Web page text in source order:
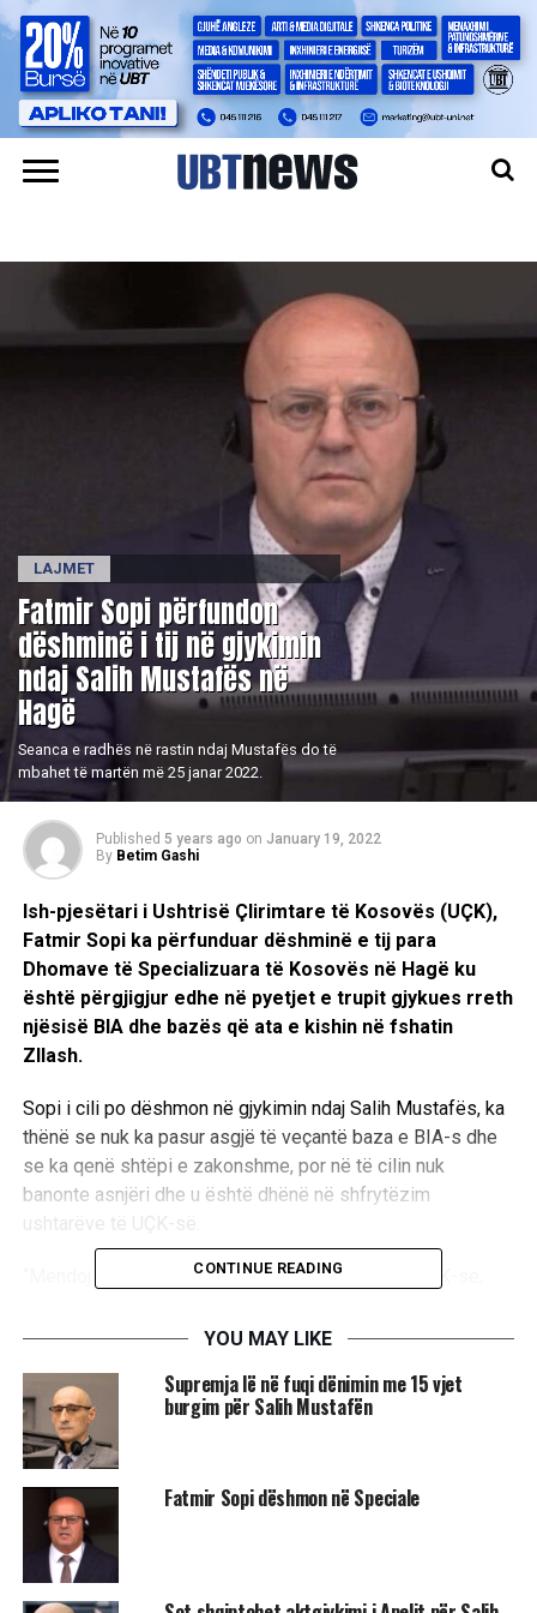
LAJMET
​Fatmir Sopi përfundon
dëshminë i tij në gjykimin
ndaj Salih Mustafës në
Hagë
Seanca e radhës në rastin ndaj Mustafës do të
mbahet të martën më 25 janar 2022.
Published 5 years ago on January 19, 2022
By Betim Gashi
Ish-pjesëtari i Ushtrisë Çlirimtare të Kosovës (UÇK),
Fatmir Sopi ka përfunduar dëshminë e tij para
Dhomave të Specializuara të Kosovës në Hagë ku
është përgjigjur edhe në pyetjet e trupit gjykues rreth
njësisë BIA dhe bazës që ata e kishin në fshatin
Zllash.
Sopi i cili po dëshmon në gjykimin ndaj Salih Mustafës, ka
thënë se nuk ka pasur asgjë të veçantë baza e BIA-s dhe
se ka qenë shtëpi e zakonshme, por në të cilin nuk
banonte asnjëri dhe u është dhënë në shfrytëzim
ushtarëve të UÇK-së.
“Mendoj që njësiti BIA e përdorte këtë bazë të UÇK-së,
aktiviteteve të tyre ata nuk mund ta zhvillonin në Prishtinë
ishin radhitur në radhë të njësisë BIA. Në pamundësi që të
jenë ata të sigurt në Prishtinë sepse Prishtina asokohe
kontrollohej nga forcat ushtarake dhe policore serbe ata e
asgjë të veçantë, ajo ka qenë sikur të gjitha bazat e
ushtrisë Çlirimtare të Kosovës”, ka thënë Sopi.
Ai ka thënë BIA ishte vendosur në shtëpinë e familjes
CONTINUE READING
YOU MAY LIKE
Supremja lë në fuqi dënimin me 15 vjet
burgim për Salih Mustafën
Fatmir Sopi dëshmon në Speciale